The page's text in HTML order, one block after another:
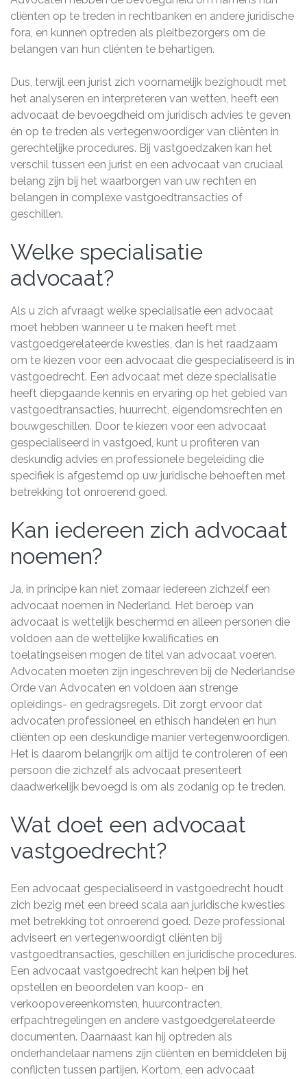
cliënten op te treden in rechtbanken en andere juridische
fora, en kunnen optreden als pleitbezorgers om de
belangen van hun cliënten te behartigen.
Dus, terwijl een jurist zich voornamelijk bezighoudt met
het analyseren en interpreteren van wetten, heeft een
advocaat de bevoegdheid om juridisch advies te geven
én op te treden als vertegenwoordiger van cliënten in
gerechtelijke procedures. Bij vastgoedzaken kan het
verschil tussen een jurist en een advocaat van cruciaal
belang zijn bij het waarborgen van uw rechten en
belangen in complexe vastgoedtransacties of
geschillen.
Welke specialisatie
advocaat?
Als u zich afvraagt welke specialisatie een advocaat
moet hebben wanneer u te maken heeft met
vastgoedgerelateerde kwesties, dan is het raadzaam
om te kiezen voor een advocaat die gespecialiseerd is in
vastgoedrecht. Een advocaat met deze specialisatie
heeft diepgaande kennis en ervaring op het gebied van
vastgoedtransacties, huurrecht, eigendomsrechten en
bouwgeschillen. Door te kiezen voor een advocaat
gespecialiseerd in vastgoed, kunt u profiteren van
deskundig advies en professionele begeleiding die
specifiek is afgestemd op uw juridische behoeften met
betrekking tot onroerend goed.
Kan iedereen zich advocaat
noemen?
Ja, in principe kan niet zomaar iedereen zichzelf een
advocaat noemen in Nederland. Het beroep van
advocaat is wettelijk beschermd en alleen personen die
voldoen aan de wettelijke kwalificaties en
toelatingseisen mogen de titel van advocaat voeren.
Advocaten moeten zijn ingeschreven bij de Nederlandse
Orde van Advocaten en voldoen aan strenge
opleidings- en gedragsregels. Dit zorgt ervoor dat
advocaten professioneel en ethisch handelen en hun
cliënten op een deskundige manier vertegenwoordigen.
Het is daarom belangrijk om altijd te controleren of een
persoon die zichzelf als advocaat presenteert
daadwerkelijk bevoegd is om als zodanig op te treden.
Wat doet een advocaat
vastgoedrecht?
Een advocaat gespecialiseerd in vastgoedrecht houdt
zich bezig met een breed scala aan juridische kwesties
met betrekking tot onroerend goed. Deze professional
adviseert en vertegenwoordigt cliënten bij
vastgoedtransacties, geschillen en juridische procedures.
Een advocaat vastgoedrecht kan helpen bij het
opstellen en beoordelen van koop- en
verkoopovereenkomsten, huurcontracten,
erfpachtregelingen en andere vastgoedgerelateerde
documenten. Daarnaast kan hij optreden als
onderhandelaar namens zijn cliënten en bemiddelen bij
conflicten tussen partijen. Kortom, een advocaat